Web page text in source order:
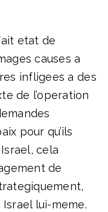
etat de
causes a
infligees a des
de l’operation
pour qu’ils
cela
de
lui-meme.